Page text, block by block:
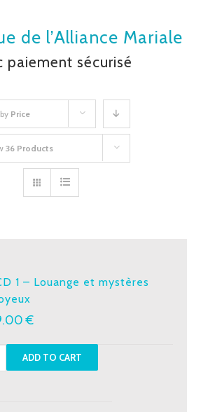
de l’Alliance Mariale
paiement sécurisé
Price
36 Products
1 – Louange et mystères
€
ADD TO CART